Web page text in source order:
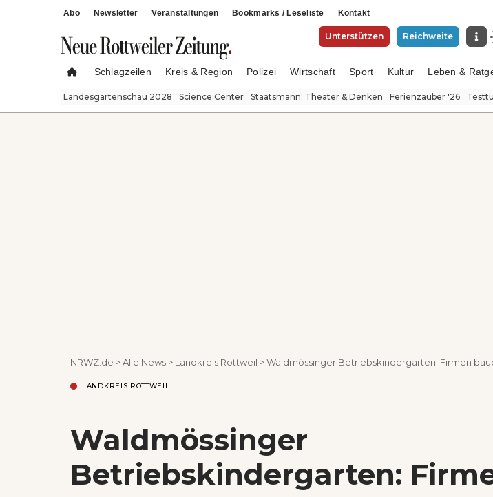
Abo Newsletter Veranstaltungen Bookmarks / Leseliste Kontakt
Unterstützen Reichweite
Schlagzeilen Kreis & Region Polizei Wirtschaft Sport Kultur Leben &
Landesgartenschau 2028 Science Center Staatsmann: Theater & Denken Ferienzauber '26
NRWZ.de >Alle News > Landkreis Rottweil >Waldmössinger Betriebskindergarten: Firmen
LANDKREIS ROTTWEIL
Waldmössinger
Betriebskindergarten: